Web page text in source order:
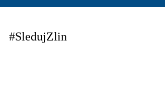
#SledujZlin